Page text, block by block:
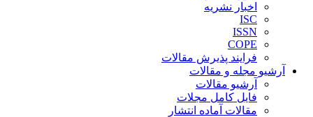
اخبار نشریه
ISC
ISSN
COPE
فرایند پذیرش مقالات
آرشیو مجله و مقالات
آرشیو مقالات
فایل کامل مجلات
مقالات آماده انتشار